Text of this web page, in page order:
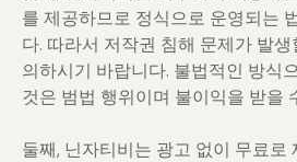
를 제공하므로 정식으로 운영되는
다. 따라서 저작권 침해 문제가 발
의하시기 바랍니다. 불법적인 방식
것은 범법 행위이며 불이익을 받을
둘째, 닌자티비는 광고 없이 무료로